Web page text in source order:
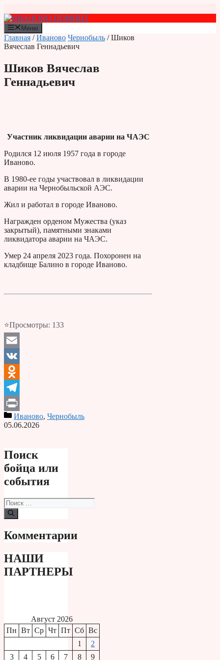
к
содержимому
Меню
Главная /Иваново Чернобыль / Шиков
Вячеслав Геннадьевич
Шиков Вячеслав
Геннадьевич
Участник ликвидации аварии на ЧАЭС
Родился 12 июля 1957 года в городе
Иваново.
В 1980-ее годы участвовал в ликвидации
аварии на Чернобыльской АЭС.
Жил и работал в городе Иваново.
Награжден орденом Мужества (указ
закрытый), памятными знаками
ликвидатора аварии на ЧАЭС.
Умер 24 апреля 2023 года. Похоронен на
кладбище Балино в городе Иваново.
⭐Просмотры: 133
Email
VK
Odnoklassniki
Telegram
PrintИваново, Чернобыль
05.06.2026
Поиск
бойца или
события
Поиск:
Комментарии
НАШИ
ПАРТНЕРЫ
Август 2026
Пн Вт Ср Чт Пт Сб Вс
1
2
3
4 5 6 7 8 9